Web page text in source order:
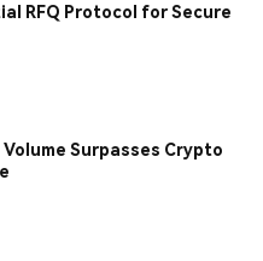
RFQ Protocol for Secure
Surpasses Crypto